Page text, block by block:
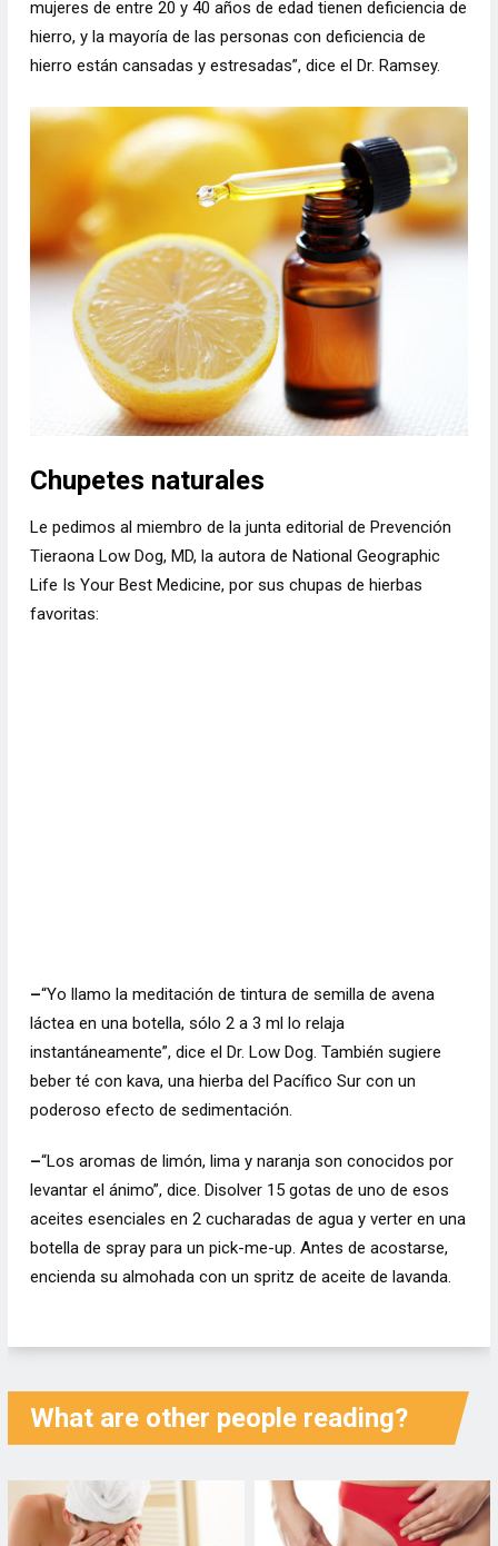
mujeres de entre 20 y 40 años de edad tienen deficiencia de
hierro, y la mayoría de las personas con deficiencia de
hierro están cansadas y estresadas”, dice el Dr. Ramsey.
Chupetes naturales
Le pedimos al miembro de la junta editorial de Prevención
Tieraona Low Dog, MD, la autora de National Geographic
Life Is Your Best Medicine, por sus chupas de hierbas
favoritas:
–“Yo llamo la meditación de tintura de semilla de avena
láctea en una botella, sólo 2 a 3 ml lo relaja
instantáneamente”, dice el Dr. Low Dog. También sugiere
beber té con kava, una hierba del Pacífico Sur con un
poderoso efecto de sedimentación.
–“Los aromas de limón, lima y naranja son conocidos por
levantar el ánimo”, dice. Disolver 15 gotas de uno de esos
aceites esenciales en 2 cucharadas de agua y verter en una
botella de spray para un pick-me-up. Antes de acostarse,
encienda su almohada con un spritz de aceite de lavanda.
What are other people reading?